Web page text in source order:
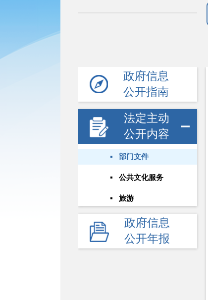
政府信息
公开指南
法定主动
公开内容
部门文件
公共文化服务
旅游
政府信息
公开年报